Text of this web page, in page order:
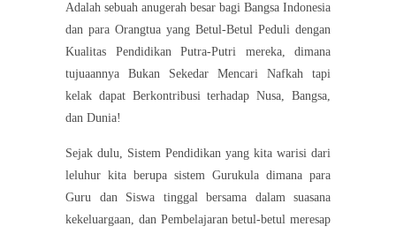
Adalah sebuah anugerah besar bagi Bangsa Indonesia
dan para Orangtua yang Betul-Betul Peduli dengan
Kualitas Pendidikan Putra-Putri mereka, dimana
tujuaannya Bukan Sekedar Mencari Nafkah tapi
kelak dapat Berkontribusi terhadap Nusa, Bangsa,
dan Dunia!
Sejak dulu, Sistem Pendidikan yang kita warisi dari
leluhur kita berupa sistem Gurukula dimana para
Guru dan Siswa tinggal bersama dalam suasana
kekeluargaan, dan Pembelajaran betul-betul meresap